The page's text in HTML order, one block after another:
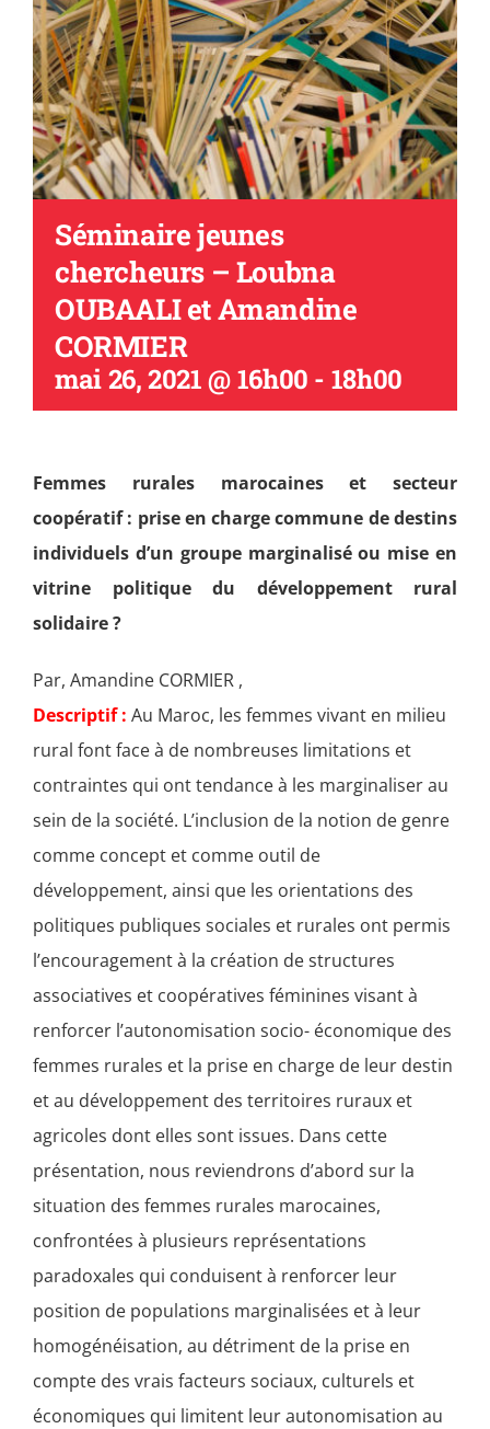
Séminaire jeunes
chercheurs – Loubna
OUBAALI et Amandine
CORMIER
mai 26, 2021 @ 16h00 - 18h00
Femmes rurales marocaines et secteur
coopératif : prise en charge commune de destins
individuels d’un groupe marginalisé ou mise en
vitrine politique du développement rural
solidaire ?
Par, Amandine CORMIER ,
Descriptif : Au Maroc, les femmes vivant en milieu
rural font face à de nombreuses limitations et
contraintes qui ont tendance à les marginaliser au
sein de la société. L’inclusion de la notion de genre
comme concept et comme outil de
développement, ainsi que les orientations des
politiques publiques sociales et rurales ont permis
l’encouragement à la création de structures
associatives et coopératives féminines visant à
renforcer l’autonomisation socio- économique des
femmes rurales et la prise en charge de leur destin
et au développement des territoires ruraux et
agricoles dont elles sont issues. Dans cette
présentation, nous reviendrons d’abord sur la
situation des femmes rurales marocaines,
confrontées à plusieurs représentations
paradoxales qui conduisent à renforcer leur
position de populations marginalisées et à leur
homogénéisation, au détriment de la prise en
compte des vrais facteurs sociaux, culturels et
économiques qui limitent leur autonomisation au